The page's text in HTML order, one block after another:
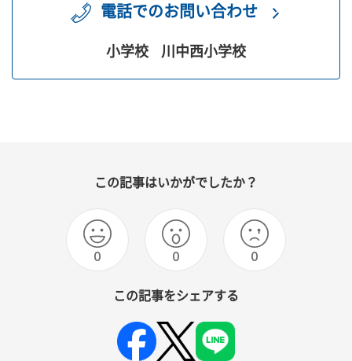
電話でのお問い合わせ
小学校 川中西小学校
この記事はいかがでしたか？
0 0 0
この記事をシェアする